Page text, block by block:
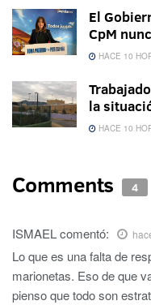
El
CpM
HACE 10
la
HACE 10
Comments 4
ISMAELcomentó:
Lo que es una falta de
marionetas. Eso de que
pienso que todo son